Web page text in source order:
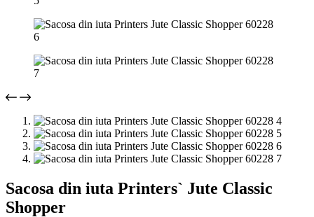
Sacosa din iuta Printers` Jute Classic
Shopper